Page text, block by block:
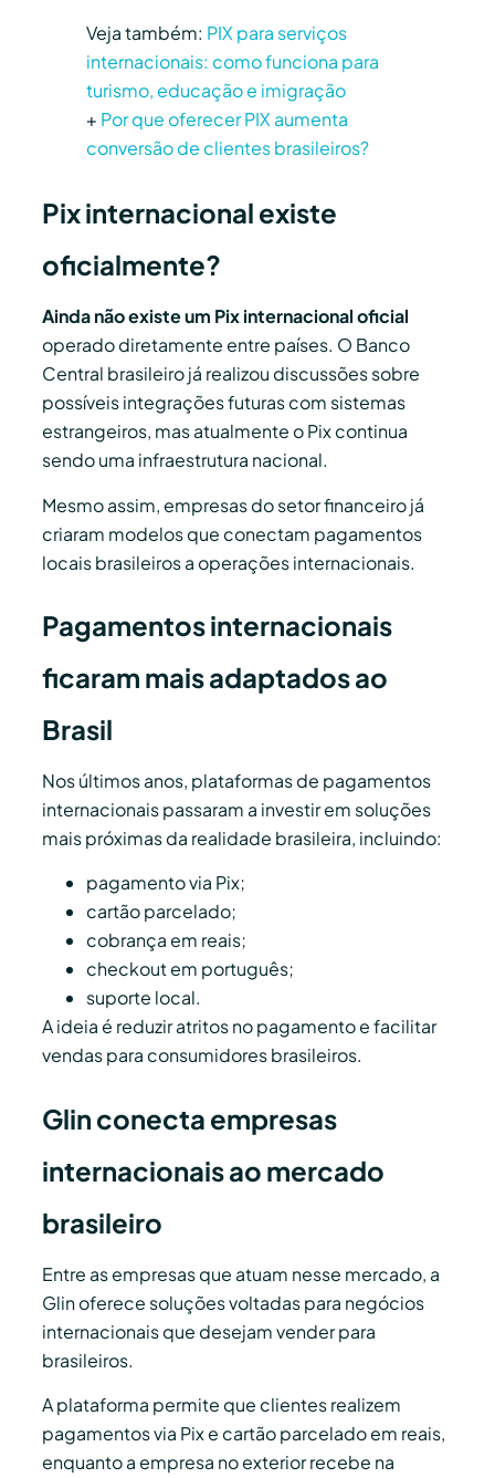
Veja também: PIX para serviços
internacionais: como funciona para
turismo, educação e imigração
+ Por que oferecer PIX aumenta
conversão de clientes brasileiros?
Pix internacional existe
oficialmente?
Ainda não existe um Pix internacional oficial
operado diretamente entre países. O Banco
Central brasileiro já realizou discussões sobre
possíveis integrações futuras com sistemas
estrangeiros, mas atualmente o Pix continua
sendo uma infraestrutura nacional.
Mesmo assim, empresas do setor financeiro já
criaram modelos que conectam pagamentos
locais brasileiros a operações internacionais.
Pagamentos internacionais
ficaram mais adaptados ao
Brasil
Nos últimos anos, plataformas de pagamentos
internacionais passaram a investir em soluções
mais próximas da realidade brasileira, incluindo:
pagamento via Pix;
cartão parcelado;
cobrança em reais;
checkout em português;
suporte local.
A ideia é reduzir atritos no pagamento e facilitar
vendas para consumidores brasileiros.
Glin conecta empresas
internacionais ao mercado
brasileiro
Entre as empresas que atuam nesse mercado, a
Glin oferece soluções voltadas para negócios
internacionais que desejam vender para
brasileiros.
A plataforma permite que clientes realizem
pagamentos via Pix e cartão parcelado em reais,
enquanto a empresa no exterior recebe na